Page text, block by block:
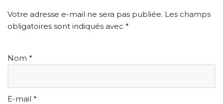
Votre adresse e-mail ne sera pas publiée. Les champs
obligatoires sont indiqués avec *
Nom *
E-mail *